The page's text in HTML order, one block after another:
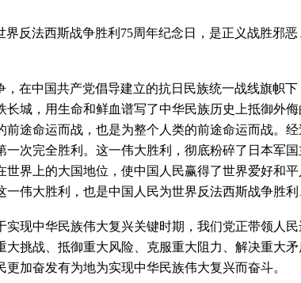
反法西斯战争胜利75周年纪念日，是正义战胜邪
在中国共产党倡导建立的抗日民族统一战线旗帜
城，用生命和鲜血谱写了中华民族历史上抵御外
途命运而战，也是为整个人类的前途命运而战。
次完全胜利。这一伟大胜利，彻底粉碎了日本军
界上的大国地位，使中国人民赢得了世界爱好和
伟大胜利，也是中国人民为世界反法西斯战争胜利
现中华民族伟大复兴关键时期，我们党正带领人
挑战、抵御重大风险、克服重大阻力、解决重大
加奋发有为地为实现中华民族伟大复兴而奋斗。